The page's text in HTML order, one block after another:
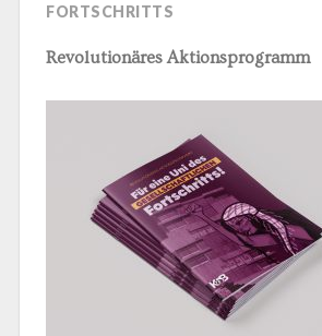
FORTSCHRITTS
Revolutionäres Aktionsprogramm